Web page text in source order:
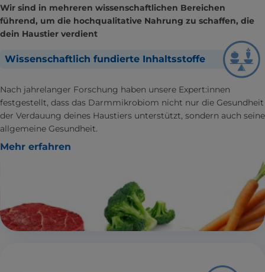
Wir sind in mehreren wissenschaftlichen Bereichen
führend, um die hochqualitative Nahrung zu schaffen, die
dein Haustier verdient
Wissenschaftlich fundierte Inhaltsstoffe
Nach jahrelanger Forschung haben unsere Expert:innen
festgestellt, dass das Darmmikrobiom nicht nur die Gesundheit
der Verdauung deines Haustiers unterstützt, sondern auch seine
allgemeine Gesundheit.
Mehr erfahren